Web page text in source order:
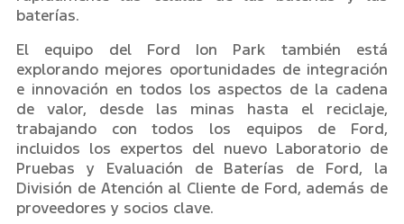
baterías.
El equipo del Ford Ion Park también está
explorando mejores oportunidades de integración
e innovación en todos los aspectos de la cadena
de valor, desde las minas hasta el reciclaje,
trabajando con todos los equipos de Ford,
incluidos los expertos del nuevo Laboratorio de
Pruebas y Evaluación de Baterías de Ford, la
División de Atención al Cliente de Ford, además de
proveedores y socios clave.